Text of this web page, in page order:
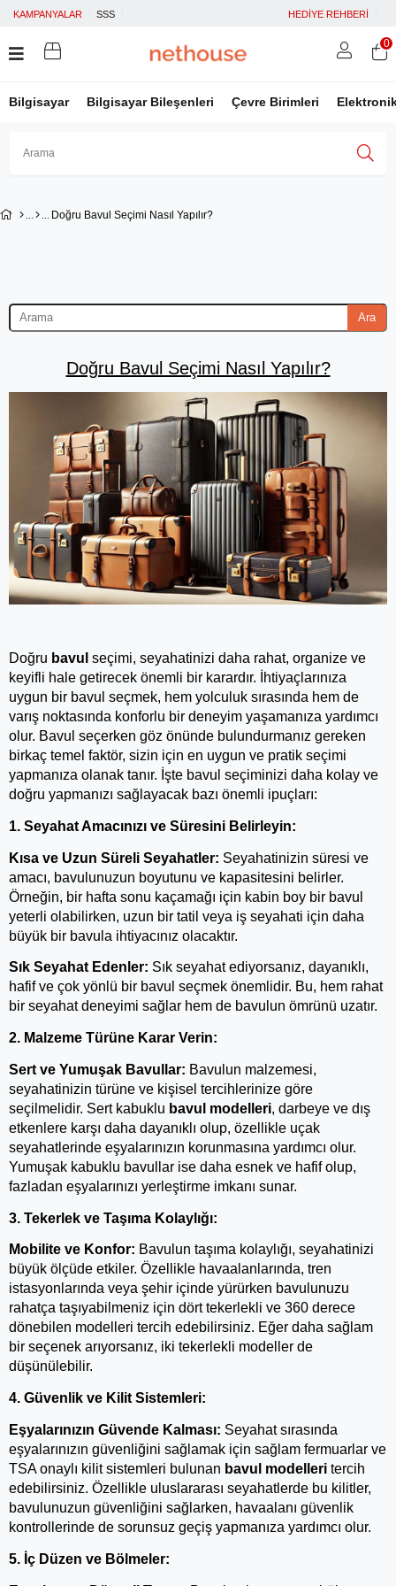
KAMPANYALAR SSS HEDİYE REHBERİ
Bilgisayar Bilgisayar Bileşenleri Çevre Birimleri
0
Doğru Bavul Seçimi Nasıl Yapılır?
Ara
Doğru Bavul Seçimi Nasıl Yapılır?
Doğru bavul seçimi, seyahatinizi daha rahat, organize ve
keyifli hale getirecek önemli bir karardır. İhtiyaçlarınıza
uygun bir bavul seçmek, hem yolculuk sırasında hem de
varış noktasında konforlu bir deneyim yaşamanıza yardımcı
olur. Bavul seçerken göz önünde bulundurmanız gereken
birkaç temel faktör, sizin için en uygun ve pratik seçimi
yapmanıza olanak tanır. İşte bavul seçiminizi daha kolay ve
doğru yapmanızı sağlayacak bazı önemli ipuçları:
1. Seyahat Amacınızı ve Süresini Belirleyin:
Kısa ve Uzun Süreli Seyahatler: Seyahatinizin süresi ve
amacı, bavulunuzun boyutunu ve kapasitesini belirler.
Örneğin, bir hafta sonu kaçamağı için kabin boy bir bavul
yeterli olabilirken, uzun bir tatil veya iş seyahati için daha
büyük bir bavula ihtiyacınız olacaktır.
Sık Seyahat Edenler: Sık seyahat ediyorsanız, dayanıklı,
hafif ve çok yönlü bir bavul seçmek önemlidir. Bu, hem rahat
bir seyahat deneyimi sağlar hem de bavulun ömrünü uzatır.
2. Malzeme Türüne Karar Verin:
Sert ve Yumuşak Bavullar: Bavulun malzemesi,
seyahatinizin türüne ve kişisel tercihlerinize göre
seçilmelidir. Sert kabuklu bavul modelleri, darbeye ve dış
etkenlere karşı daha dayanıklı olup, özellikle uçak
seyahatlerinde eşyalarınızın korunmasına yardımcı olur.
Yumuşak kabuklu bavullar ise daha esnek ve hafif olup,
fazladan eşyalarınızı yerleştirme imkanı sunar.
3. Tekerlek ve Taşıma Kolaylığı:
Mobilite ve Konfor: Bavulun taşıma kolaylığı, seyahatinizi
büyük ölçüde etkiler. Özellikle havaalanlarında, tren
istasyonlarında veya şehir içinde yürürken bavulunuzu
rahatça taşıyabilmeniz için dört tekerlekli ve 360 derece
dönebilen modelleri tercih edebilirsiniz. Eğer daha sağlam
bir seçenek arıyorsanız, iki tekerlekli modeller de
düşünülebilir.
4. Güvenlik ve Kilit Sistemleri:
Eşyalarınızın Güvende Kalması: Seyahat sırasında
eşyalarınızın güvenliğini sağlamak için sağlam fermuarlar ve
TSA onaylı kilit sistemleri bulunan bavul modelleri tercih
edebilirsiniz. Özellikle uluslararası seyahatlerde bu kilitler,
bavulunuzun güvenliğini sağlarken, havaalanı güvenlik
kontrollerinde de sorunsuz geçiş yapmanıza yardımcı olur.
5. İç Düzen ve Bölmeler: